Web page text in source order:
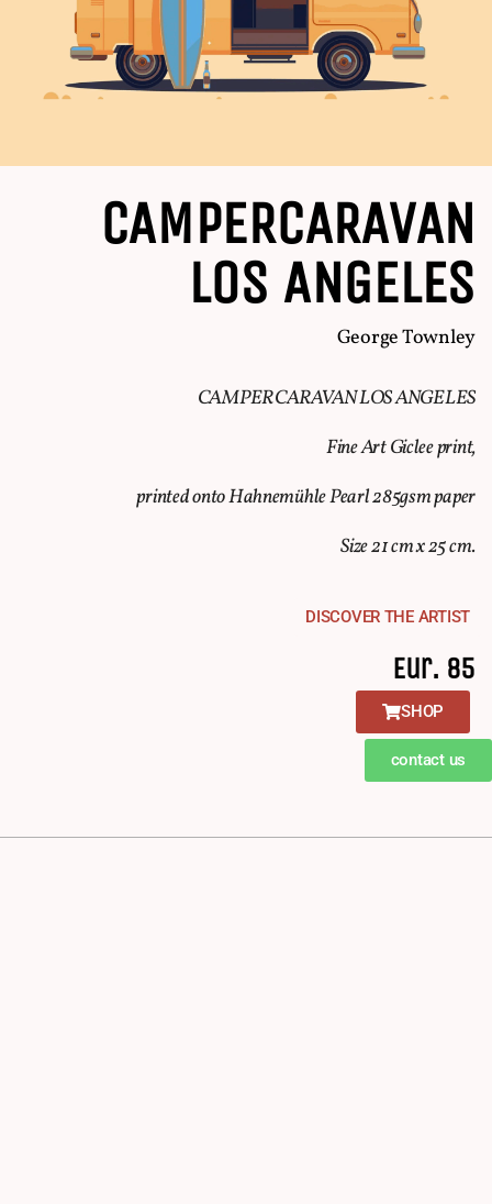
CAMPERCARAVAN
LOS ANGELES
George Townley
CAMPERCARAVAN LOS ANGELES
Fine Art Giclee print,
printed onto Hahnemühle Pearl 285gsm paper
Size 21 cm x 25 cm.
DISCOVER THE ARTIST
Eur. 85
SHOP
contact us